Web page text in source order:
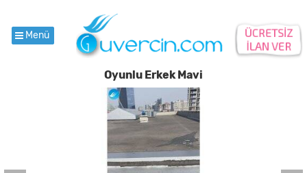
Menü
Oyunlu Erkek Mavi